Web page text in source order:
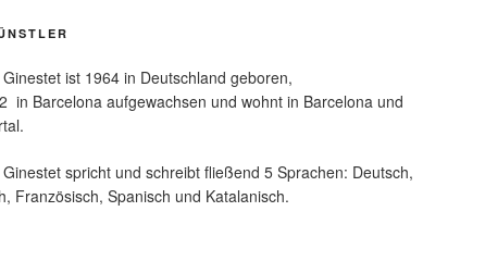
ist 1964 in Deutschland geboren,
in Barcelonaaufgewachsen und wohnt in Barcelona und
spricht und schreibt fließend 5 Sprachen: Deutsch,
Französisch, Spanisch und Katalanisch.